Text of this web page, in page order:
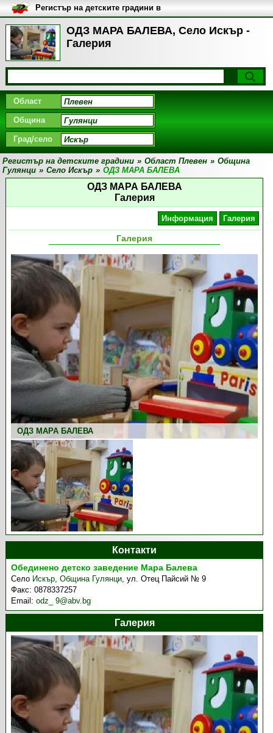
ОДЗ МАРА БАЛЕВА, Село Искър -
Галерия
Регистър на детските градини в
България
Област
Община
Град/село
Регистър на детските градини » Област Плевен » Община
Гулянци » Село Искър » ОДЗ МАРА БАЛЕВА
ОДЗ МАРА БАЛЕВА
Галерия
Информация Галерия
Галерия
ОДЗ МАРА БАЛЕВА
Контакти
Обединено детско заведение Мара Балева
Село Искър,Община Гулянци,ул. Отец Пайсий № 9
Факс:0878337257
Email:odz_ 9@abv.bg
Галерия